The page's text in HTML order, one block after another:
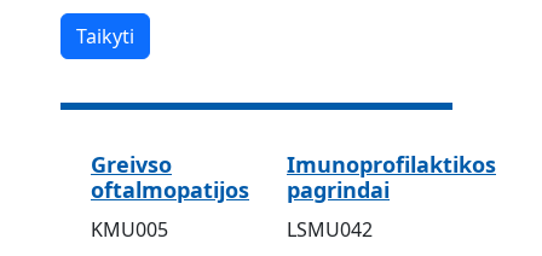
Greivso
oftalmopatijos
KMU005
Imunoprofilaktikos
pagrindai
LSMU042